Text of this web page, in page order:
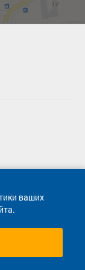
ваших
продажи